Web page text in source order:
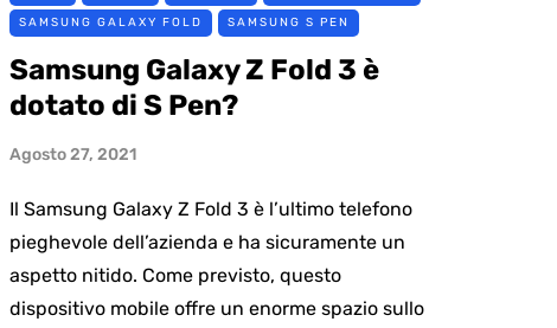
SAMSUNG GALAXY FOLD SAMSUNG S PEN
Samsung Galaxy Z Fold 3 è
dotato di S Pen?
Agosto 27, 2021
Il Samsung Galaxy Z Fold 3 è l’ultimo telefono
pieghevole dell’azienda e ha sicuramente un
aspetto nitido. Come previsto, questo
dispositivo mobile offre un enorme spazio sullo